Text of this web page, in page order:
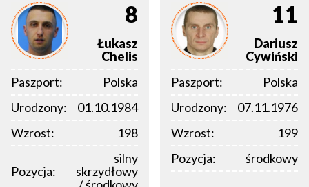
8
Łukasz
Chelis
Paszport:
Polska
Urodzony:
01.10.1984
Wzrost:
198
Pozycja:
silny
skrzydłowy
11
Dariusz
Cywiński
Paszport:
Polska
Urodzony:
07.11.1976
Wzrost:
199
Pozycja:
środkowy